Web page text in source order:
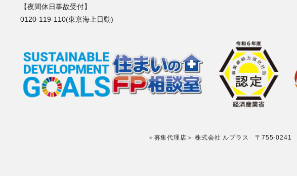
【夜間休日事故受付】
0120-119-110(東京海上日動)
＜募集代理店＞ 株式会社 ルプラス 〒755-